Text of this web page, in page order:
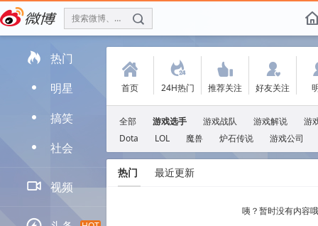
搜索微博、找人 f
 热门
D 明星
D 搞笑
D 社会
 视频
(
首页
.
24H热门
'
推荐关注
:
好友关注
全部 游戏选手 游戏战队 游戏解说
游
Dota
LOL 魔兽 炉石传说 游戏公司
热门 最近更新
咦？暂时没有内容